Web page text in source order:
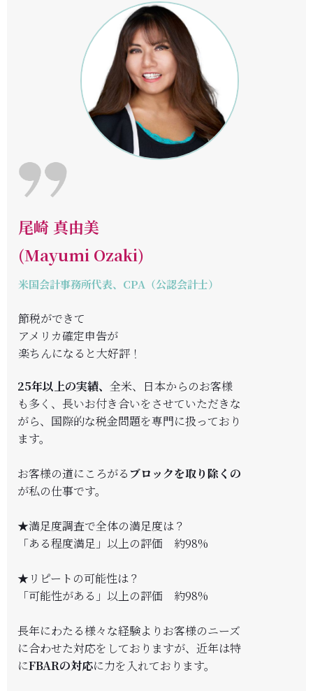
尾崎 真由美
(Mayumi Ozaki)
米国会計事務所代表、CPA（公認会計士）
節税ができて
アメリカ確定申告が
楽ちんになると大好評！
25年以上の実績、 全米、日本からのお客様
も多く、長いお付き合いをさせていただきな
がら、国際的な税金問題を専門に扱っており
ます。
お客様の道にころがる ブロックを取り除く の
が私の仕事です。
★満足度調査で全体の満足度は？
「ある程度満足」以上の評価 約98%
★リピートの可能性は？
「可能性がある」以上の評価 約98%
長年にわたる様々な経験よりお客様のニーズ
に合わせた対応をしておりますが、近年は特
にFBARの対応に力を入れております。